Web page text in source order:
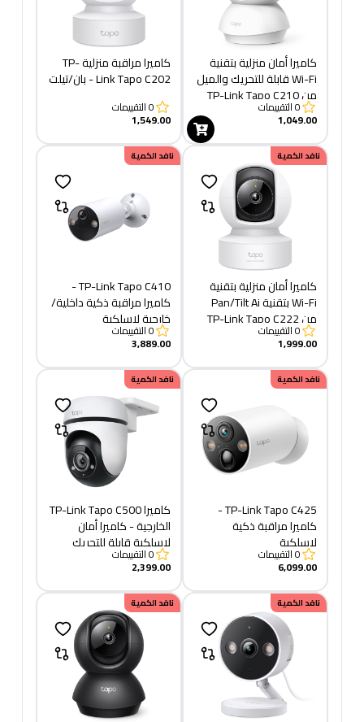
كاميرا أمان منزلية بتقنية
Wi-Fi قابلة للتحريك والميل
من TP-Link Tapo C210
0التقييمات
1,049.00
كاميرا مراقبة منزلية TP-
Link Tapo C202 - بان/تيلت
0التقييمات
1,549.00
نافد الكمية
كاميرا أمان منزلية بتقنية
Wi-Fi بتقنية Pan/Tilt Ai
من TP-Link Tapo C222
0التقييمات
1,999.00
نافد الكمية
TP-Link Tapo C410 -
كاميرا مراقبة ذكية داخلية/
خارجية لاسلكية
0التقييمات
3,889.00
نافد الكمية
TP-Link Tapo C425 -
كاميرا مراقبة ذكية
لاسلكية
0التقييمات
6,099.00
نافد الكمية
كاميرا TP-Link Tapo C500
الخارجية - كاميرا أمان
لاسلكية قابلة للتحريك
والإمالة
0التقييمات
2,399.00
نافد الكمية نافد الكمية